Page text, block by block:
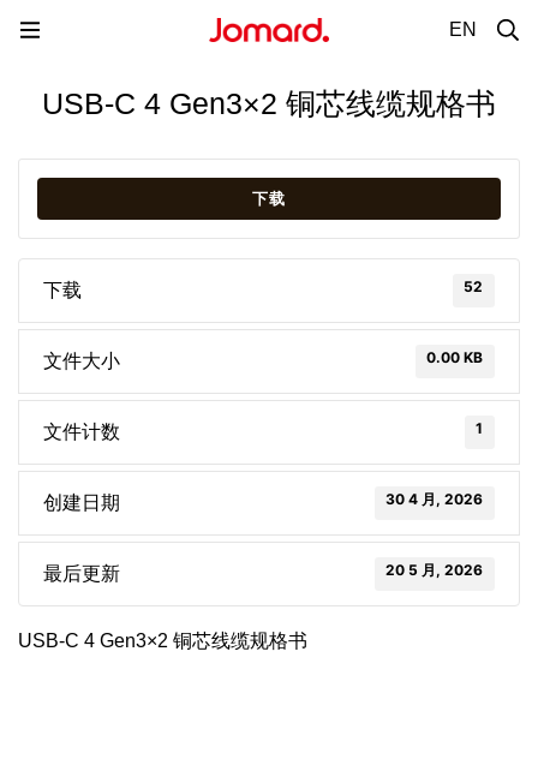
EN
USB-C 4 Gen3×2 铜芯线缆规格书
下载
下载 52
文件大小 0.00 KB
文件计数 1
创建日期 30 4 月, 2026
最后更新 20 5 月, 2026
USB-C 4 Gen3×2 铜芯线缆规格书